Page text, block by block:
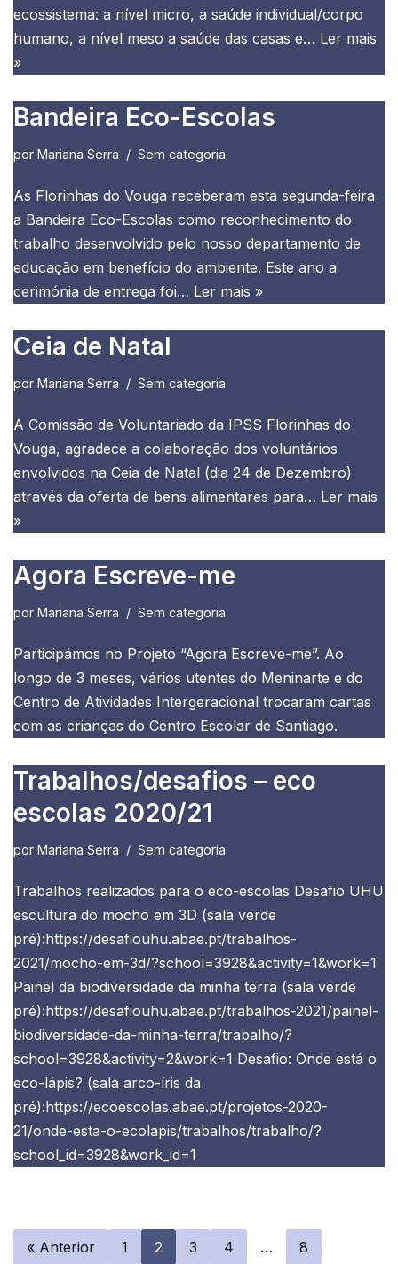
ecossistema: a nível micro, a saúde individual/corpo
humano, a nível meso a saúde das casas e… Ler mais
»
Bandeira Eco-Escolas
por Mariana Serra Sem categoria
As Florinhas do Vouga receberam esta segunda-feira
a Bandeira Eco-Escolas como reconhecimento do
trabalho desenvolvido pelo nosso departamento de
educação em benefício do ambiente. Este ano a
cerimónia de entrega foi… Ler mais »
Ceia de Natal
por Mariana Serra Sem categoria
A Comissão de Voluntariado da IPSS Florinhas do
Vouga, agradece a colaboração dos voluntários
envolvidos na Ceia de Natal (dia 24 de Dezembro)
através da oferta de bens alimentares para… Ler mais
»
Agora Escreve-me
por Mariana Serra Sem categoria
Participámos no Projeto “Agora Escreve-me”. Ao
longo de 3 meses, vários utentes do Meninarte e do
Centro de Atividades Intergeracional trocaram cartas
com as crianças do Centro Escolar de Santiago.
Trabalhos/desafios – eco
escolas 2020/21
por Mariana Serra Sem categoria
Trabalhos realizados para o eco-escolas Desafio UHU
escultura do mocho em 3D (sala verde
pré):https://desafiouhu.abae.pt/trabalhos-
2021/mocho-em-3d/?school=3928&activity=1&work=1
Painel da biodiversidade da minha terra (sala verde
pré):https://desafiouhu.abae.pt/trabalhos-2021/painel-
biodiversidade-da-minha-terra/trabalho/?
school=3928&activity=2&work=1 Desafio: Onde está o
eco-lápis? (sala arco-íris da
pré):https://ecoescolas.abae.pt/projetos-2020-
21/onde-esta-o-ecolapis/trabalhos/trabalho/?
school_id=3928&work_id=1
« Anterior 1 2 3 4 … 8